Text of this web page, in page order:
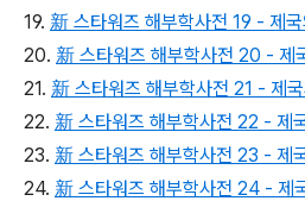
19. 新 스타워즈 해부학사전 19 - 제
20. 新 스타워즈 해부학사전 20 - 제
21. 新 스타워즈 해부학사전 21 - 제
22. 新 스타워즈 해부학사전 22 - 제
23. 新 스타워즈 해부학사전 23 - 제
24. 新 스타워즈 해부학사전 24 - 제